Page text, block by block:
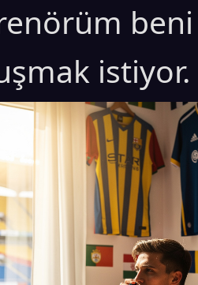
beni
istiyor.